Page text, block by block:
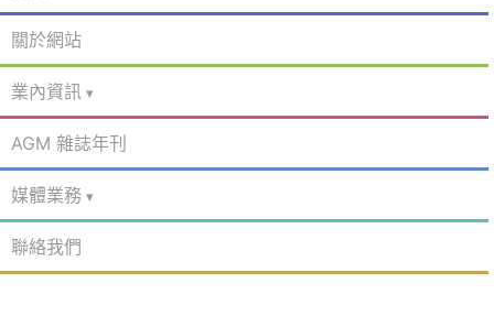
關於網站
業內資訊
AGM 雜誌年刊
媒體業務
聯絡我們